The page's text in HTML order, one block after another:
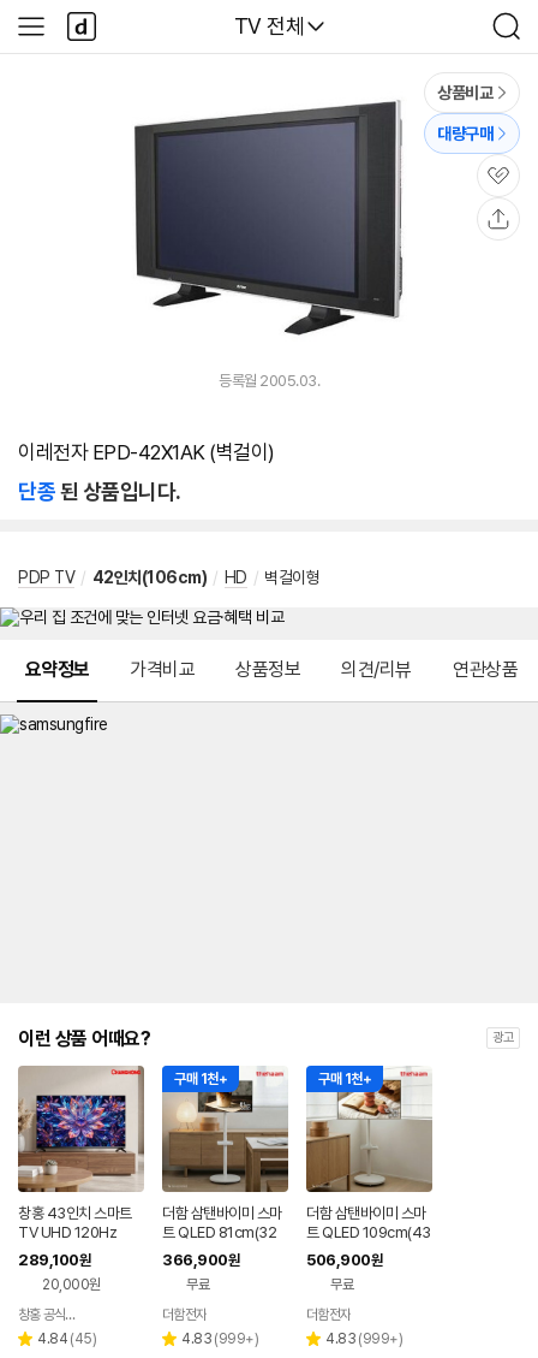
다나와
TV 전체
검
색
사
이
다
나
와
상품비교
대량구매
관
심
등록월 2005.03.
이레전자 EPD-42X1AK (벽걸이)
단종된 상품입니다.
PDP TV / 42인치(106cm) / HD / 벽걸이형
요약정보 가격비교 상품정보 의견/리뷰 연관상품
이런 상품 어때요? 광고
창홍 43인치 스마트
TV UHD 120Hz
289,100원
20,000원
페이
창홍 공식스토어
별 4.84 리
(45)
구매 1천+
더함 삼탠바이미 스마
트 QLED 81cm(32
인치), 라이트, 이동식
스탠드
366,900원
무료
더함전자
별 4.83 리
(999+)
구매 1천+
더함 삼탠바이미 스마
트 QLED 109cm(43
인치), 라이트, 이동식
스탠드
506,900원
무료
더함전자
별 4.83 리
(999+)